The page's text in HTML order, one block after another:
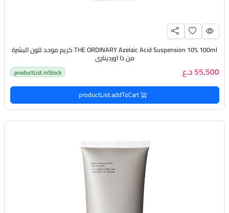
THE ORDINARY Azelaic Acid Suspension 10% 100ml كريم موحد للون البشرة
من ذا اورديناري
55,500 د.ع productList.inStock
productList.addToCart